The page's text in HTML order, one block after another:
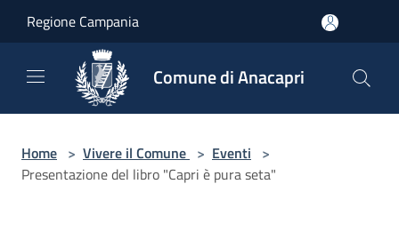
Regione Campania
Comune di Anacapri
Home > Vivere il Comune > Eventi >
Presentazione del libro "Capri è pura seta"